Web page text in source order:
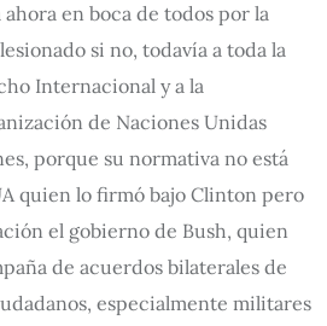
en boca de todos por la
si no, todavía a toda la
Internacional y a la
de Naciones Unidas
porque su normativa no está
quien lo firmó bajo Clinton pero
el gobierno de Bush, quien
de acuerdos bilaterales de
especialmente militares